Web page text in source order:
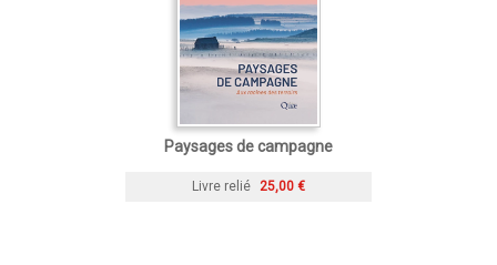
Paysages de campagne
Livre relié 25,00 €